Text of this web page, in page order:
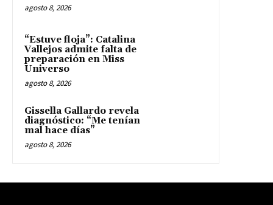
agosto 8, 2026
“Estuve floja”: Catalina
Vallejos admite falta de
preparación en Miss
Universo
agosto 8, 2026
Gissella Gallardo revela
diagnóstico: “Me tenían
mal hace días”
agosto 8, 2026